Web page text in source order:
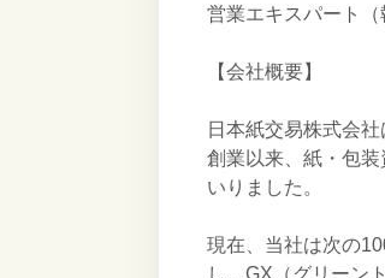
営業エキスパート
【会社概要】
日本紙交易株式会
創業以来、紙・包
いりました。
現在、当社は次の
し、GX（グリーン